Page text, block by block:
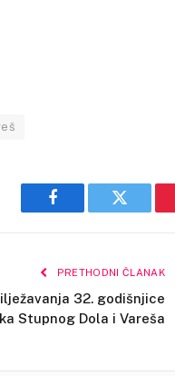
Facebook Twitter
PRETHODNI ČLANAK
32. godišnjice
Stupnog Dola i Vareša